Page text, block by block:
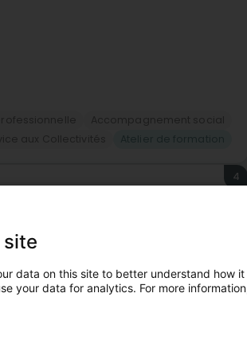
4
dans la vente de barbecues et
et du nettoyage de votre
site
data on this site to better understand how
your data for analytics. For more